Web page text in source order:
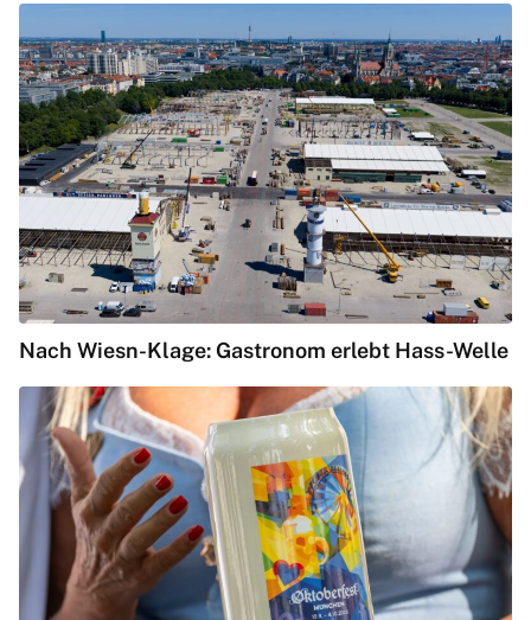
Nach Wiesn-Klage: Gastronom erlebt Hass-Welle